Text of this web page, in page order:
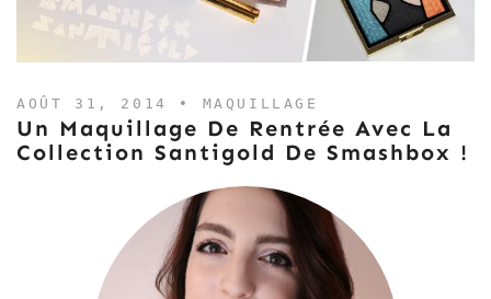
AOÛT 31, 2014 • MAQUILLAGE
Un Maquillage De Rentrée Avec La
Collection Santigold De Smashbox !